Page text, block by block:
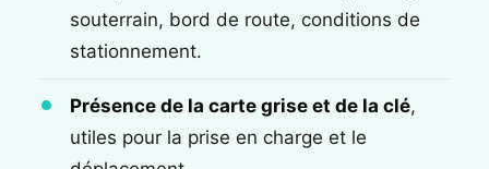
souterrain, bord de route, conditions de
stationnement.
Présence de la carte grise et de la clé,
utiles pour la prise en charge et le